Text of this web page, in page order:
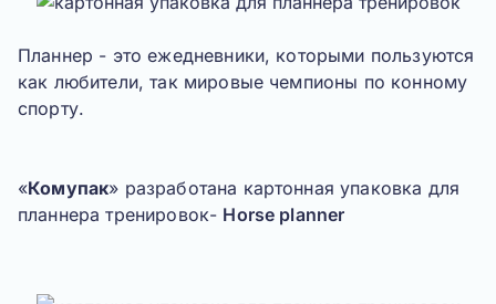
Планнер - это ежедневники, которыми пользуются
как любители, так мировые чемпионы по конному
спорту.
«Комупак» разработана картонная упаковка для
планнера тренировок- Horse planner